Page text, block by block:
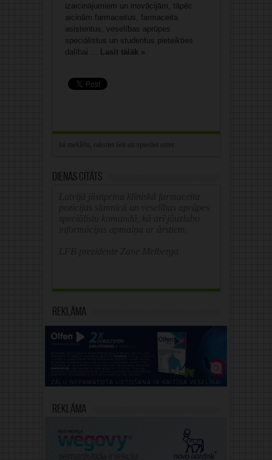
izaicinājumiem un inovācijām, tāpēc
aicinām farmaceitus, farmaceita
asistentus, veselības aprūpes
speciālistus un studentus pieteikties
dalībai ... Lasīt tālāk »
Dienas citāts
Reklāma
Reklāma